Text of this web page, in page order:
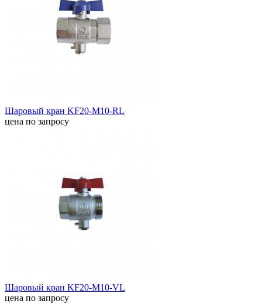
Шаровый кран KF20-M10-RL
цена по запросу
Шаровый кран KF20-M10-VL
цена по запросу